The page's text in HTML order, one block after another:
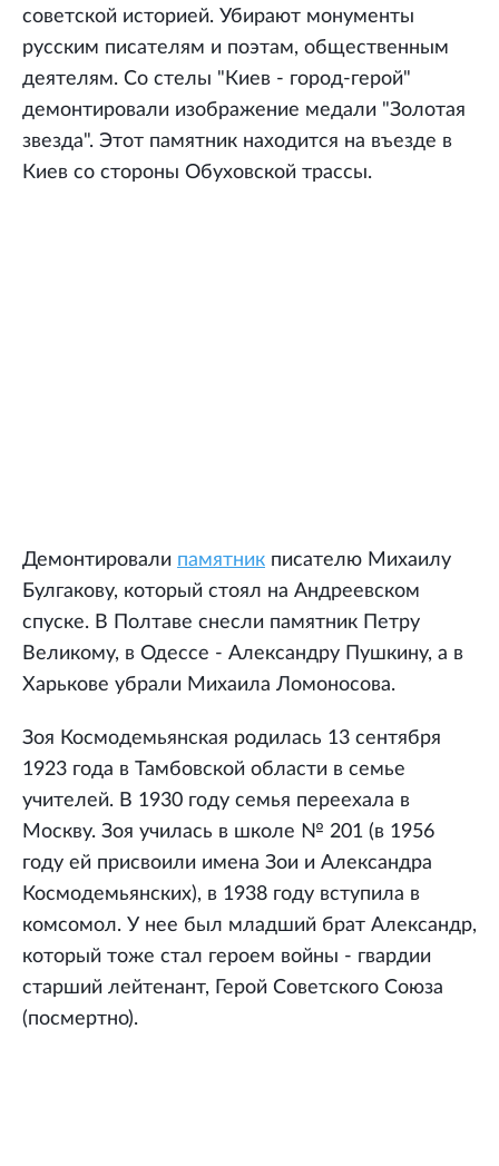
советской историей. Убирают монументы
русским писателям и поэтам, общественным
деятелям. Со стелы "Киев - город-герой"
демонтировали изображение медали "Золотая
звезда". Этот памятник находится на въезде в
Киев со стороны Обуховской трассы.
Демонтировали памятник писателю Михаилу
Булгакову, который стоял на Андреевском
спуске. В Полтаве снесли памятник Петру
Великому, в Одессе - Александру Пушкину, а в
Харькове убрали Михаила Ломоносова.
Зоя Космодемьянская родилась 13 сентября
1923 года в Тамбовской области в семье
учителей. В 1930 году семья переехала в
Москву. Зоя училась в школе № 201 (в 1956
году ей присвоили имена Зои и Александра
Космодемьянских), в 1938 году вступила в
комсомол. У нее был младший брат Александр,
который тоже стал героем войны - гвардии
старший лейтенант, Герой Советского Союза
(посмертно).